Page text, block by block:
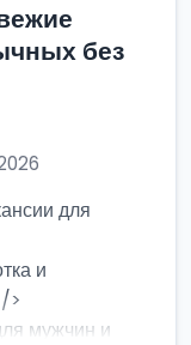
без
для
и
>
мужчин и